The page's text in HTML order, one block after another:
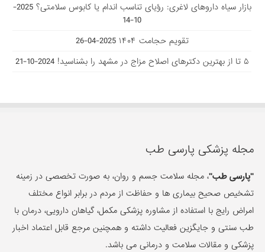
بازار سیاه داروهای لاغری: رؤیای تناسب اندام یا کابوس سلامتی؟
2025-
10-14
تقویم حجامت ۱۴۰۴
2025-04-26
۵ تا از بهترین دکتر‌های اصلاح مزاج در مشهد را بشناسید!
2024-10-21
مجله پزشکی پارسی طب
"پارسی طب"، مجله سلامت جسم و روان، به صورت تخصصی در زمینه
تشخیص صحیح بیماری ها و حفاظت از مردم در برابر انواع مختلف
امراض رایج با استفاده از مشاوره پزشکی مکمل، گیاهان دارویی، درمان با
طب سنتی و جایگزین فعالیت داشته و همچنین مرجع قابل اعتماد اخبار
پزشکی و مقالات سلامت و درمانی می باشد.